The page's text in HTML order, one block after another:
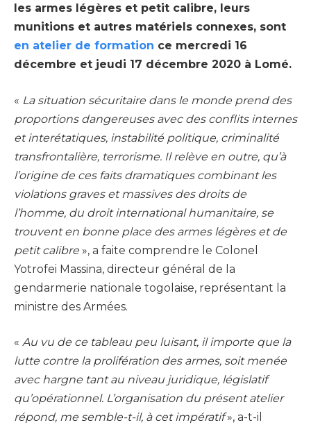
les armes légères et petit calibre, leurs
munitions et autres matériels connexes, sont
en atelier de formation ce mercredi 16
décembre et jeudi 17 décembre 2020 à Lomé.
« La situation sécuritaire dans le monde prend des
proportions dangereuses avec des conflits internes
et interétatiques, instabilité politique, criminalité
transfrontalière, terrorisme. Il relève en outre, qu’à
l’origine de ces faits dramatiques combinant les
violations graves et massives des droits de
l’homme, du droit international humanitaire, se
trouvent en bonne place des armes légères et de
petit calibre », a faite comprendre le Colonel
Yotrofei Massina, directeur général de la
gendarmerie nationale togolaise, représentant la
ministre des Armées.
« Au vu de ce tableau peu luisant, il importe que la
lutte contre la prolifération des armes, soit menée
avec hargne tant au niveau juridique, législatif
qu’opérationnel. L’organisation du présent atelier
répond, me semble-t-il, à cet impératif», a-t-il